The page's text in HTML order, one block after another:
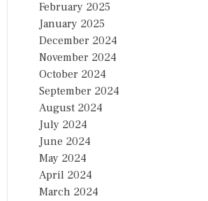
February 2025
January 2025
December 2024
November 2024
October 2024
September 2024
August 2024
July 2024
June 2024
May 2024
April 2024
March 2024